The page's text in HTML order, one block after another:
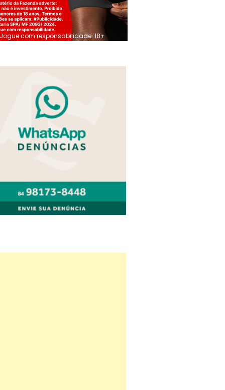
Jogue com responsabilidade. 18+